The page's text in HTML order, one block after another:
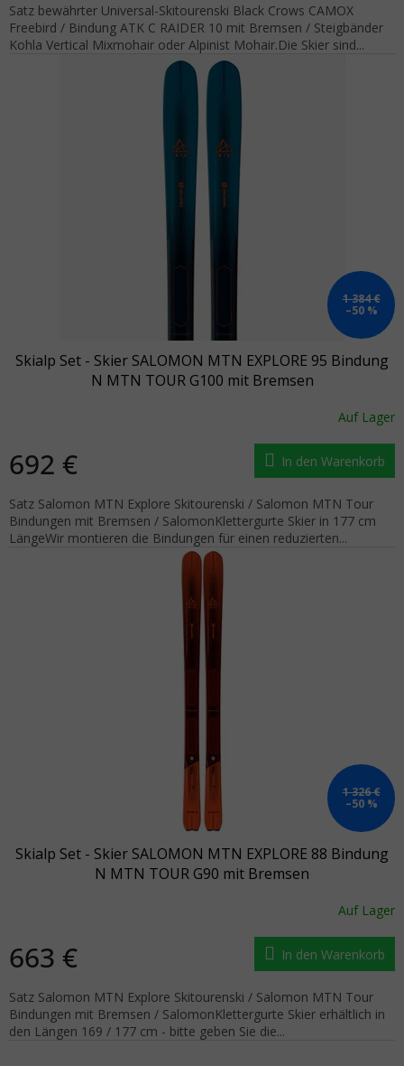
Satz bewährter Universal-Skitourenski Black Crows CAMOX
Freebird / Bindung ATK C RAIDER 10 mit Bremsen / Steigbänder
Kohla Vertical Mixmohair oder Alpinist Mohair.Die Skier sind...
1 384 €
–50 %
Skialp Set - Skier SALOMON MTN EXPLORE 95 Bindung
N MTN TOUR G100 mit Bremsen
Auf Lager
692 € In den Warenkorb
Satz Salomon MTN Explore Skitourenski / Salomon MTN Tour
Bindungen mit Bremsen / SalomonKlettergurte Skier in 177 cm
LängeWir montieren die Bindungen für einen reduzierten...
1 326 €
–50 %
Skialp Set - Skier SALOMON MTN EXPLORE 88 Bindung
N MTN TOUR G90 mit Bremsen
Auf Lager
663 € In den Warenkorb
Satz Salomon MTN Explore Skitourenski / Salomon MTN Tour
Bindungen mit Bremsen / SalomonKlettergurte Skier erhältlich in
den Längen 169 / 177 cm - bitte geben Sie die...